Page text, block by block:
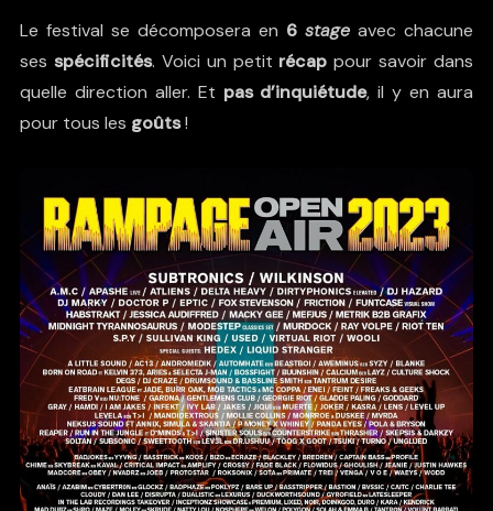
Le festival se décomposera en 6stage avec chacune
ses spécificités. Voici un petit récap pour savoir dans
quelle direction aller. Et pas d’inquiétude, il y en aura
pour tous les goûts!